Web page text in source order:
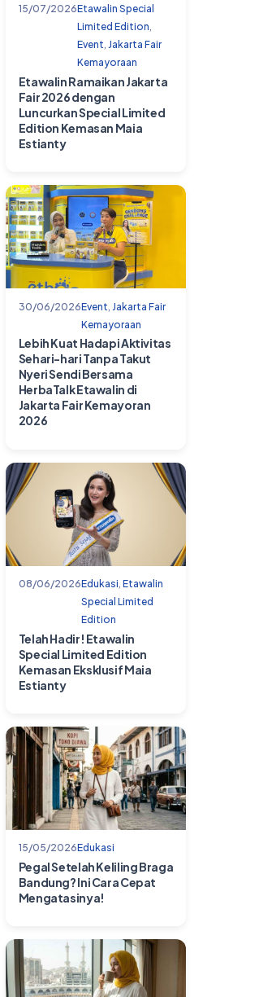
15/07/2026Etawalin Special
Limited Edition,
Event, Jakarta Fair
Kemayoraan
Etawalin Ramaikan Jakarta
Fair 2026 dengan
Luncurkan Special Limited
Edition Kemasan Maia
Estianty
30/06/2026Event Jakarta Fair
Kemayoraan
Lebih Kuat Hadapi Aktivitas
Sehari-hari Tanpa Takut
Nyeri Sendi Bersama
HerbaTalk Etawalin di
Jakarta Fair Kemayoran
2026
08/06/2026Edukasi Etawalin
Special Limited
Edition
Telah Hadir! Etawalin
Special Limited Edition
Kemasan Eksklusif Maia
Estianty
15/05/2026Edukasi
Pegal Setelah Keliling Braga
Bandung? Ini Cara Cepat
Mengatasinya!